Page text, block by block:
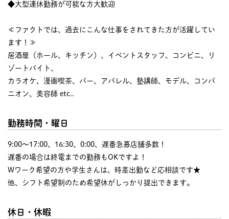
◆大型連休勤務が可能な方大歓迎
≪ファクトでは、過去にこんな仕事をされてきた方が活躍してい
ます！≫
居酒屋（ホール、キッチン）、イベントスタッフ、コンビニ、リ
ゾートバイト、
カラオケ、漫画喫茶、バー、アパレル、塾講師、モデル、コンパ
ニオン、美容師 etc..
勤務時間・曜日
9:00〜17:00、16:30、0:00、遅番急募店舗多数！
遅番の場合は終電までの勤務もOKですよ！
Wワーク希望の方や学生さんは、時差出勤など応相談です★
他、シフト希望制のため希望休がしっかり提出できます。
休日・休暇